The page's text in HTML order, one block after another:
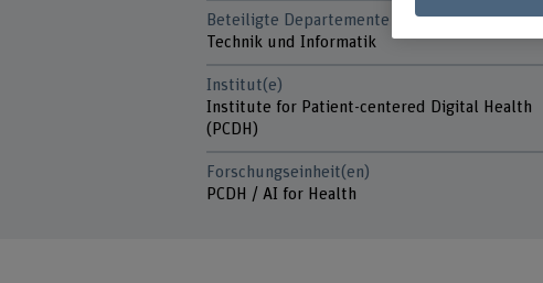
Beteiligte Departemente
Technik und Informatik
Institut(e)
Institute for Patient-centered Digital Health
(PCDH)
Forschungseinheit(en)
PCDH / AI for Health